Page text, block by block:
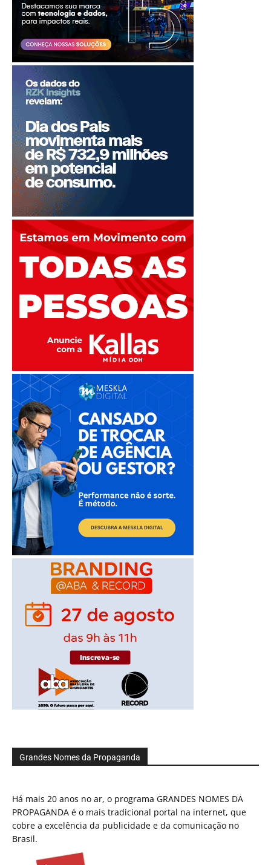
Grandes Nomes da Propaganda
Há mais 20 anos no ar, o programa GRANDES NOMES DA
PROPAGANDA é o mais tradicional portal na internet, que
cobre a excelência da publicidade e da comunicação no
Brasil.